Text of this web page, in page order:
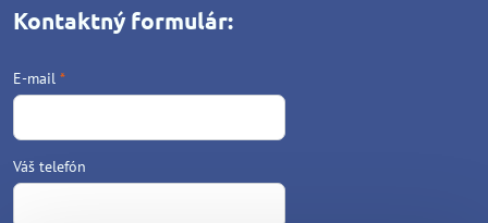
Kontaktný formulár:
E-mail *
Váš telefón